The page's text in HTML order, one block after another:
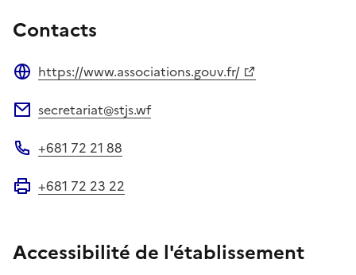
Contacts
https://www.associations.gouv.fr/
secretariat@stjs.wf
+681 72 21 88
+681 72 23 22
Accessibilité de l'établissement